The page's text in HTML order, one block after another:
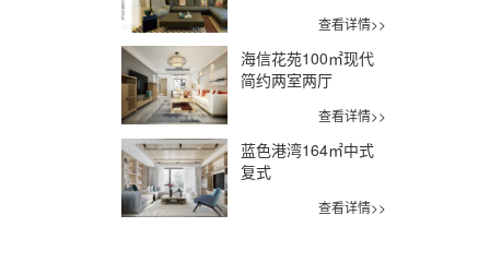
查看详情>>
海信花苑100㎡现代
简约两室两厅
查看详情>>
蓝色港湾164㎡中式
复式
查看详情>>